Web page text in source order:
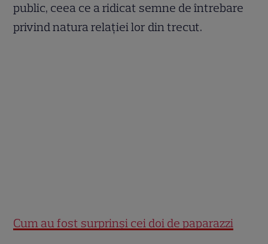
public, ceea ce a ridicat semne de întrebare
privind natura relației lor din trecut.
Cum au fost surprinși cei doi de paparazzi